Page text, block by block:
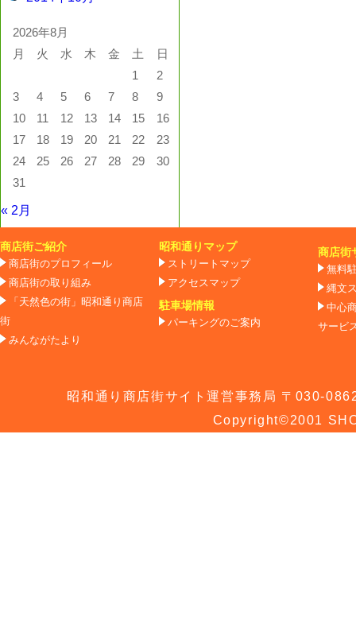
2026年8月
月
火 水 木 金 土
日
1
2
3
4 5 6 7 8
9
10
11 12 13 14 15
16
17
18 19 20 21 22
23
24
25 26 27 28 29
30
31
« 2月
商店街ご紹介
商店街のプロフィール
商店街の取り組み
「天然色の街」昭和通り商店
街
みんながたより
昭和通りマップ
ストリートマップ
アクセスマップ
駐車場情報
パーキングのご案内
商店街
無料
縄文
中心
サービ
昭和通り商店街サイト運営事務局 〒030-
Copyright©2001